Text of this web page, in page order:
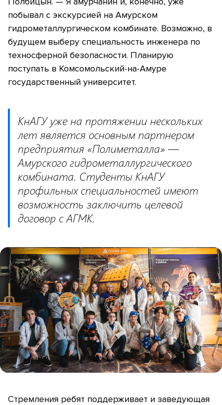
побывал с экскурсией на Амурском
гидрометаллургическом комбинате. Возможно, в
будущем выберу специальность инженера по
техносферной безопасности. Планирую
поступать в Комсомольский-на-Амуре
государственный университет.
КнАГУ уже на протяжении нескольких
лет является основным партнером
предприятия «Полиметалла» —
Амурского гидрометаллургического
комбината. Студенты КнАГУ
профильных специальностей имеют
возможность заключить целевой
договор с АГМК.
Стремления ребят поддерживает и заведующая